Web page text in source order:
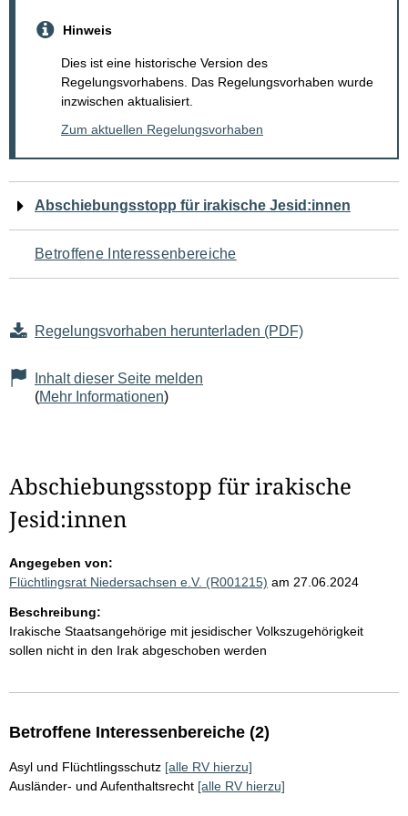
Hinweis
Dies ist eine historische Version des
Regelungsvorhabens. Das Regelungsvorhaben wurde
inzwischen aktualisiert.
Zum aktuellen Regelungsvorhaben
Navigation
für
den
Seiteninhalt
Abschiebungsstopp für irakische Jesid:innen
Betroffene Interessenbereiche
Regelungsvorhaben herunterladen (PDF)
Inhalt dieser Seite melden
(Mehr Informationen)
Abschiebungsstopp für irakische
Jesid:innen
Angegeben von:
Flüchtlingsrat Niedersachsen e.V. (R001215) am 27.06.2024
Beschreibung:
Irakische Staatsangehörige mit jesidischer Volkszugehörigkeit
sollen nicht in den Irak abgeschoben werden
Betroffene Interessenbereiche (2)
Asyl und Flüchtlingsschutz [alle RV hierzu]
Ausländer- und Aufenthaltsrecht [alle RV hierzu]